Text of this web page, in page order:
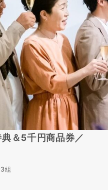
典＆5千円商品券／
組